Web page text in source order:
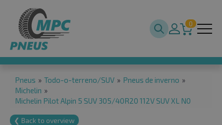
0
Pneus » Todo-o-terreno/SUV » Pneus de inverno »
Michelin »
Michelin Pilot Alpin 5 SUV 305/40R20 112V SUV XL N0
❮ Back to overview